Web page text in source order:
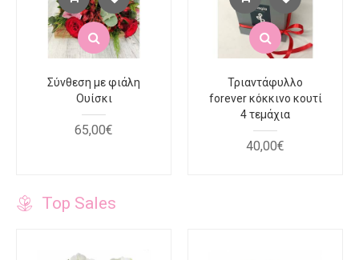
Σύνθεση με φιάλη
Ουίσκι
65,00€
Τριαντάφυλλο
forever κόκκινο κουτί
4 τεμάχια
40,00€
Top Sales